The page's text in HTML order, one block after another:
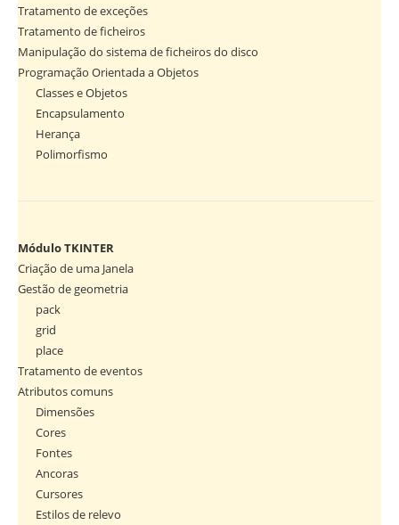
Tratamento de exceções
Tratamento de ficheiros
Manipulação do sistema de ficheiros do disco
Programação Orientada a Objetos
Classes e Objetos
Encapsulamento
Herança
Polimorfismo
Módulo TKINTER
Criação de uma Janela
Gestão de geometria
pack
grid
place
Tratamento de eventos
Atributos comuns
Dimensões
Cores
Fontes
Ancoras
Cursores
Estilos de relevo